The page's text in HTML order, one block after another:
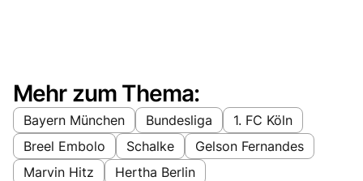
Mehr zum Thema:
Bayern München Bundesliga
1. FC Köln
Breel Embolo
Schalke
Gelson Fernandes
Marvin Hitz
Hertha Berlin